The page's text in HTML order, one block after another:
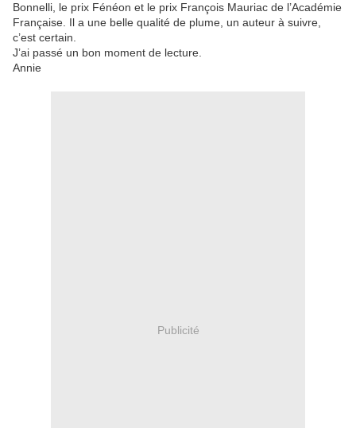
Bonnelli, le prix Fénéon et le prix François Mauriac de l’Académie
Française. Il a une belle qualité de plume, un auteur à suivre,
c’est certain.
J’ai passé un bon moment de lecture.
Annie
Publicité